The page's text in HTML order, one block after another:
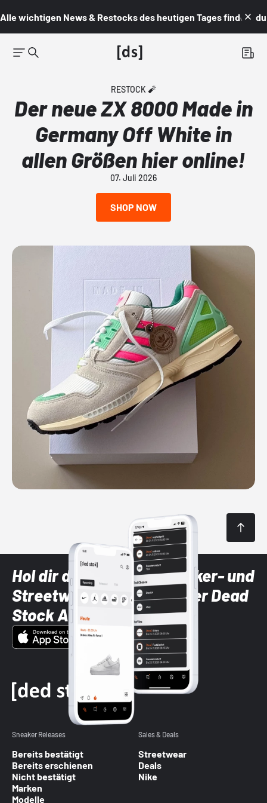
Alle wichtigen News & Restocks des heutigen Tages findest du
RESTOCK 🧨
Der neue ZX 8000 Made in
Germany Off White in
allen Größen hier online!
07. Juli 2026
SHOP NOW
Hol dir die neuesten Sneaker- und
Streetwear-Brands mit der Dead
Stock App
Sneaker Releases
Bereits bestätigt
Bereits erschienen
Nicht bestätigt
Marken
Modelle
Sales & Deals
Streetwear
Deals
Nike